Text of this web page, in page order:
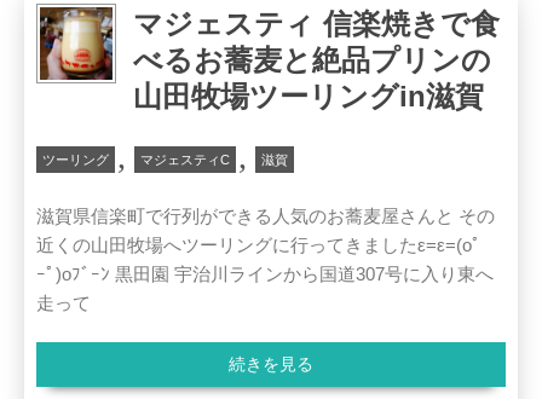
マジェスティ 信楽焼きで食
べるお蕎麦と絶品プリンの
山田牧場ツーリングin滋賀
ツーリング , マジェスティC , 滋賀
滋賀県信楽町で行列ができる人気のお蕎麦屋さんと その
近くの山田牧場へツーリングに行ってきましたε=ε=(oﾟ
ｰﾟ)oﾌﾞｰﾝ 黒田園 宇治川ラインから国道307号に入り東へ
走って
続きを見る